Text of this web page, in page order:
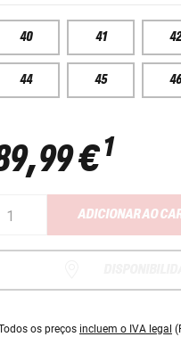
40 41 42
44 45 46
€1
ADICIONAR AO
os preços incluem o IVA legal